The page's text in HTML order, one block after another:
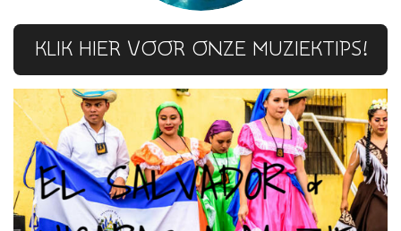
KLIK HIER VOOR ONZE MUZIEKTIPS!